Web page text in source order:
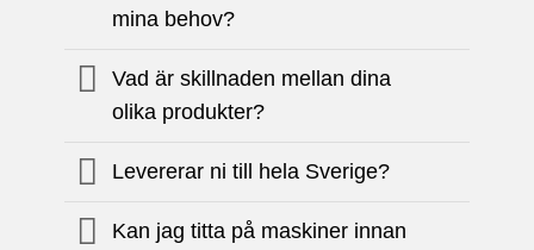
mina behov?
Vad är skillnaden mellan dina
olika produkter?
Levererar ni till hela Sverige?
Kan jag titta på maskiner innan